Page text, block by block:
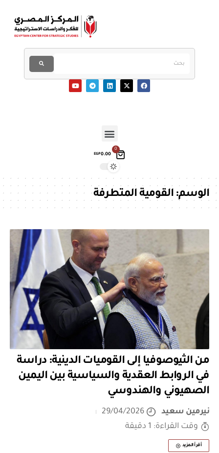
0
EGP0.00
الوسم:القومية المتطرفة
من الثيوصوفيا إلى القوميات الدينية: دراسة
في الروابط العقدية والسياسية بين اليمين
الصهيوني والهندوسي
نيرمين سعيد
29/04/2026
وقت القراءة: 1 دقيقة
أقرأ المزيد